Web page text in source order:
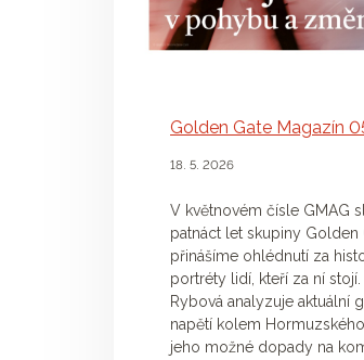
Golden Gate Magazín
18. 5. 2026
V květnovém čísle GMAG
patnáct let skupiny Golden
přinášíme ohlédnutí za
portréty lidí, kteří za ní stojí.
Rybová analyzuje aktuální
napětí kolem
jeho možné dopady na